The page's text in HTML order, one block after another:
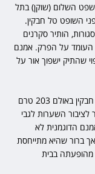
השלום (שוקן) בתל
השופט טל חבקין.
הותיר סקרנים
העומד על הפרק. אמנם
שהתיק ישפוך אור על
פרטי המקרה בפני השופט חבקין באולם 203 טרם
השערות לגבי
הדוגמנית לא
ברור שהיא מתייחסת
מהופעתה בבית